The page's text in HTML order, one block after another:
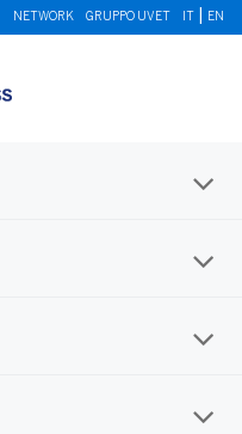
NETWORK GRUPPO UVET EN